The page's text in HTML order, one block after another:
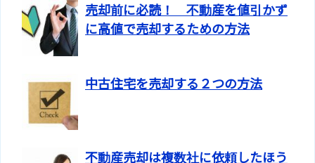
売却前に必読！ 不動産を値引かず
に高値で売却するための方法
中古住宅を売却する２つの方法
不動産売却は複数社に依頼したほう